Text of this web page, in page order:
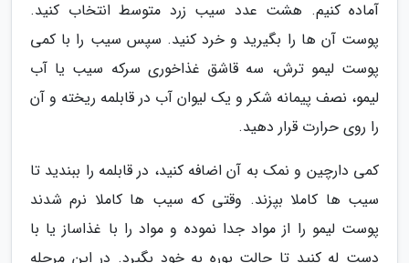
آماده کنیم. هشت عدد سیب زرد متوسط انتخاب کنید.
پوست آن ها را بگیرید و خرد کنید. سپس سیب را با کمی
پوست لیمو ترش، سه قاشق غذاخوری سرکه سیب یا آب
لیمو، نصف پیمانه شکر و یک لیوان آب در قابلمه ریخته و آن
را روی حرارت قرار دهید.
کمی دارچین و نمک به آن اضافه کنید، در قابلمه را ببندید تا
سیب ها کاملا بپزند. وقتی که سیب ها کاملا نرم شدند
پوست لیمو را از مواد جدا نموده و مواد را با غذاساز یا با
دست له کنید تا حالت پوره به خود بگیرد. در این مرحله